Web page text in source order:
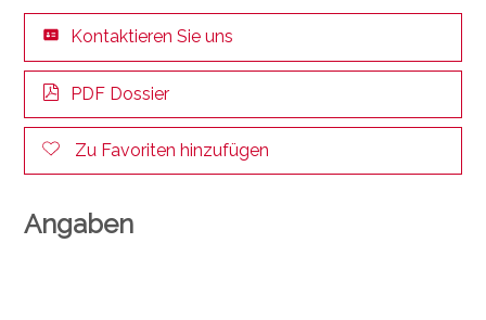
Kontaktieren Sie uns
PDF Dossier
Zu Favoriten hinzufügen
Angaben